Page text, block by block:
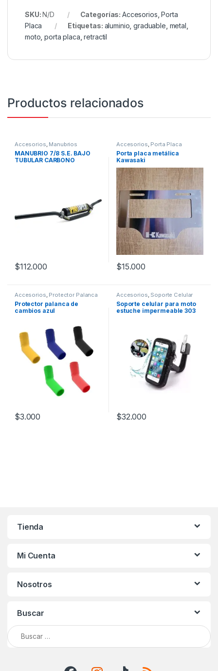
SKU:N/D Categorías: Accesorios,Porta
Placa
Etiquetas: aluminio,graduable, metal,
moto,porta placa,retractil
Productos relacionados
Accesorios, Manubrios
MANUBRIO 7/8 S.E. BAJO
TUBULAR CARBONO
$112.000
Accesorios, Porta Placa
Porta placa metálica
Kawasaki
$15.000
Accesorios, Protector Palanca
de Cambios
Protector palanca de
cambios azul
$3.000
Accesorios, Soporte Celular
Soporte celular para moto
estuche impermeable 303
$32.000
Tienda
Mi Cuenta
Nosotros
Buscar
Buscar: